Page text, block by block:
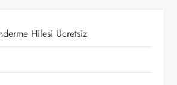
Hilesi Ücretsiz